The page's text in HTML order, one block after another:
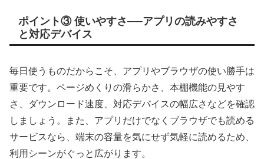
ポイント③ 使いやすさ──アプリの読みやすさ
と対応デバイス
毎日使うものだからこそ、アプリやブラウザの使い勝手は
重要です。ページめくりの滑らかさ、本棚機能の見やす
さ、ダウンロード速度、対応デバイスの幅広さなどを確認
しましょう。また、アプリだけでなくブラウザでも読める
サービスなら、端末の容量を気にせず気軽に読めるため、
利用シーンがぐっと広がります。